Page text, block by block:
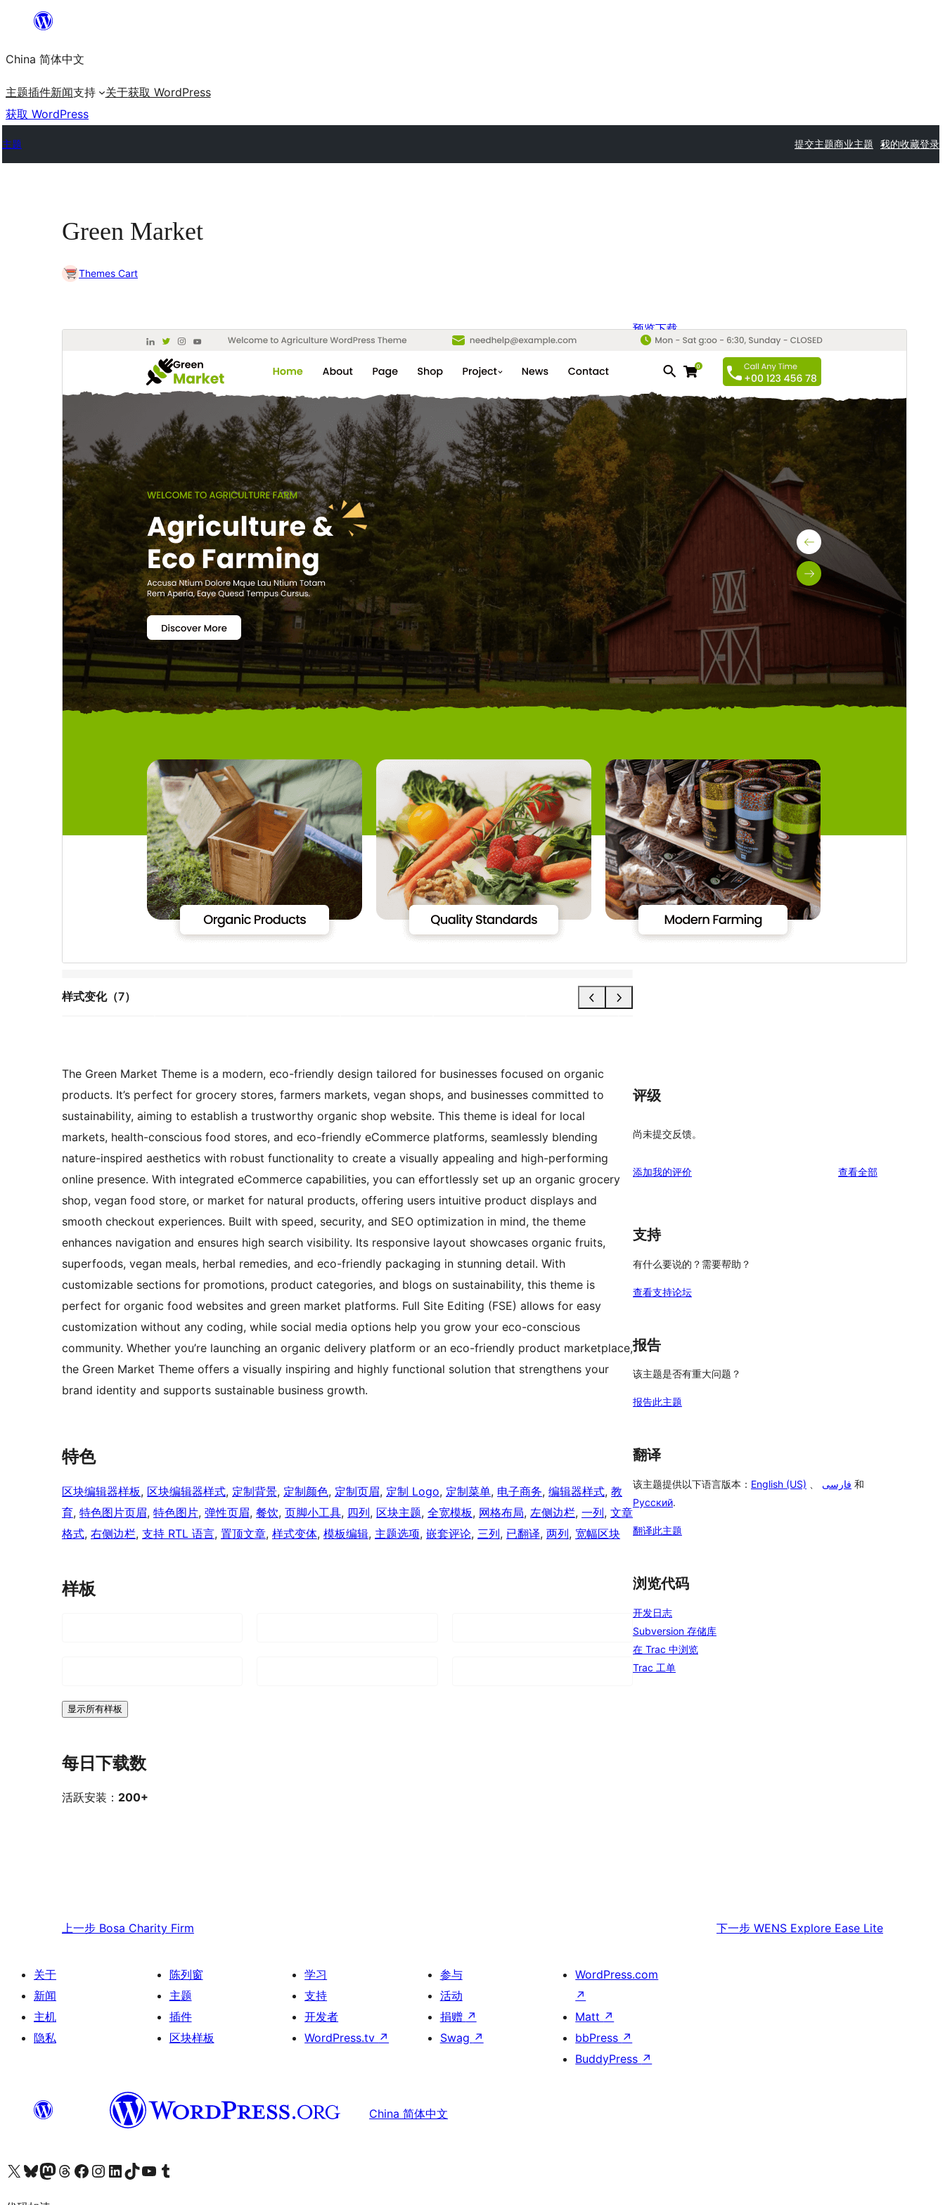
内
容
China 简体中文
主题插件新闻支持 关于获取 WordPress
获取 WordPress
主题 提交主题商业主题 我的收藏登录
Green Market
Themes Cart
样式变化（7）
预览下载
最新更新
2026年8月1日
活跃安装
PHP 版本
5.6
The Green Market Theme is a modern, eco-friendly design tailored for businesses focused on organic
products. It’s perfect for grocery stores, farmers markets, vegan shops, and businesses committed to
sustainability, aiming to establish a trustworthy organic shop website. This theme is ideal for local
markets, health-conscious food stores, and eco-friendly eCommerce platforms, seamlessly blending
nature-inspired aesthetics with robust functionality to create a visually appealing and high-performing
online presence. With integrated eCommerce capabilities, you can effortlessly set up an organic grocery
shop, vegan food store, or market for natural products, offering users intuitive product displays and
smooth checkout experiences. Built with speed, security, and SEO optimization in mind, the theme
enhances navigation and ensures high search visibility. Its responsive layout showcases organic fruits,
superfoods, vegan meals, herbal remedies, and eco-friendly packaging in stunning detail. With
customizable sections for promotions, product categories, and blogs on sustainability, this theme is
perfect for organic food websites and green market platforms. Full Site Editing (FSE) allows for easy
customization without any coding, while social media options help you grow your eco-conscious
community. Whether you’re launching an organic delivery platform or an eco-friendly product marketplace,
the Green Market Theme offers a visually inspiring and highly functional solution that strengthens your
brand identity and supports sustainable business growth.
特色
区块编辑器样板, 区块编辑器样式, 定制背景, 定制颜色, 定制页眉, 定制 Logo, 定制菜单, 电子商务, 编辑器样式, 教
育, 特色图片页眉, 特色图片, 弹性页眉, 餐饮, 页脚小工具, 四列, 区块主题, 全宽模板, 网格布局, 左侧边栏, 一列, 文章
格式, 右侧边栏, 支持 RTL 语言, 置顶文章, 样式变体, 模板编辑, 主题选项, 嵌套评论, 三列, 已翻译, 两列, 宽幅区块
样板
显示所有样板
每日下载数
活跃安装： 200+
评级
尚未提交反馈。
添加我的评价 查看全部评
支持
有什么要说的？需要帮助？
查看支持论坛
报告
该主题是否有重大问题？
报告此主题
翻译
该主题提供以下语言版本： English (US) فارسی 和
Русский.
翻译此主题
浏览代码
开发日志
Subversion 存储库
在 Trac 中浏览
Trac 工单
上一步 Bosa Charity Firm 下一步 WENS Explore Ease Lite
关于
新闻
主机
隐私
陈列窗
主题
插件
区块样板
学习
支持
开发者
WordPress.tv ↗
参与
活动
捐赠 ↗
Swag ↗
WordPress.com
↗
Matt ↗
bbPress ↗
BuddyPress ↗
China 简体中文
关注我们的 X（原 Twitter）账号访问我们的 Bluesky 账号关注我们的 Mastodon 账号访问我们的 Threads 账号 访问我们的 Facebook 公共主页关注我们的 Instagram 账号 关注我们的 LinkedIn 主页访问我们的 TikTok 账号访问我们的 YouTube 频道 访问我们的 Tumblr 账号